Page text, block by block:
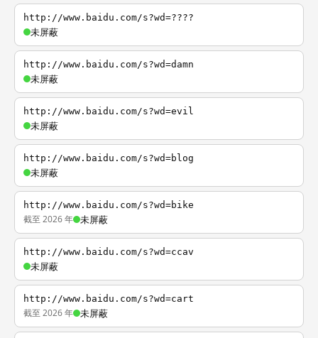
http://www.baidu.com/s?wd=????
未屏蔽
http://www.baidu.com/s?wd=damn
未屏蔽
http://www.baidu.com/s?wd=evil
未屏蔽
http://www.baidu.com/s?wd=blog
未屏蔽
http://www.baidu.com/s?wd=bike
截至 2026 年 未屏蔽
http://www.baidu.com/s?wd=ccav
未屏蔽
http://www.baidu.com/s?wd=cart
截至 2026 年 未屏蔽